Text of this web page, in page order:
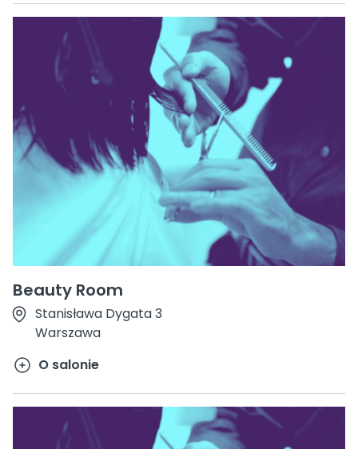
Beauty Room
Stanisława Dygata 3
Warszawa
O salonie